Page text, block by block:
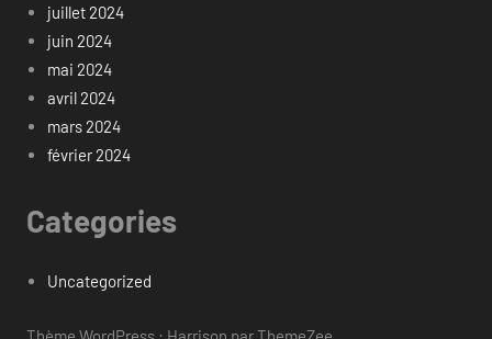
juillet 2024
juin 2024
mai 2024
avril 2024
mars 2024
février 2024
Categories
Uncategorized